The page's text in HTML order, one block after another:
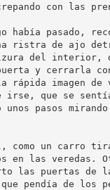
con las
había pasado,
ristra de ajo
del interior,
y cerrarla
rápida imagen de
que se
pasos
como un carro
en las
las puertas de
pendía de los